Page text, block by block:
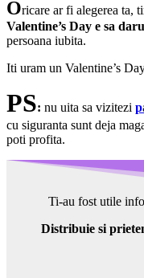
Oricare ar fi alegerea ta,
Valentine’s Day e sa
persoana iubita.
Iti uram un Valentine’s
PS: nu uita sa vizitezi
cu siguranta sunt deja
poti profita.
Ti-au fost utile
Distribuie si